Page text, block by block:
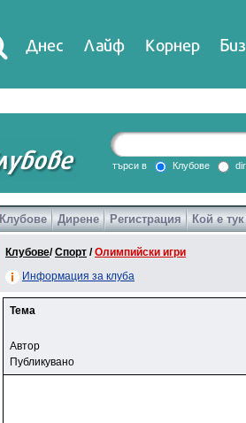
Днес Лайф Корнер
DirTV Impressio
Games
търси в Клубове
Клубове Дирене Регистрация Кой е тук
Клубове/Спорт /Олимпийски игри
Информация за клуба
Тема
Автор
Публикувано